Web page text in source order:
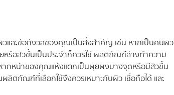
และข้อกังวลของคุณเป็นสิ่งสำคัญ เช่น หากเป็นคนผิว
หรือสิวขึ้นเป็นประจำก็ควรใช้ ผลิตภัณฑ์ล้างทำความ
หากหน้าของคุณแห้งแตกเป็นผุยผงบางจุดหรือมีสิวขึ้น
ตภัณฑ์ที่เลือกใช้จึงควรเหมาะกับผิว เชื่อถือได้ และ